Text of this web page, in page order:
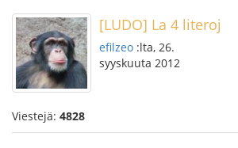
[LUDO] La 4 literoj
efilzeo :lta, 26.
syyskuuta 2012
Viestejä: 4828